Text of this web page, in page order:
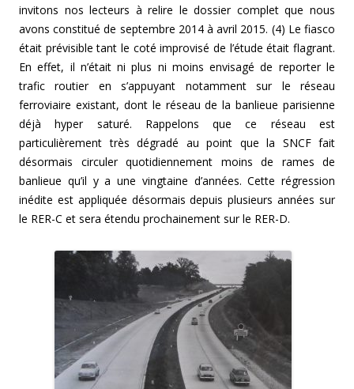
invitons nos lecteurs à relire le dossier complet que nous
avons constitué de septembre 2014 à avril 2015. (4) Le fiasco
était prévisible tant le coté improvisé de l’étude était flagrant.
En effet, il n’était ni plus ni moins envisagé de reporter le
trafic routier en s’appuyant notamment sur le réseau
ferroviaire existant, dont le réseau de la banlieue parisienne
déjà hyper saturé. Rappelons que ce réseau est
particulièrement très dégradé au point que la SNCF fait
désormais circuler quotidiennement moins de rames de
banlieue qu’il y a une vingtaine d’années. Cette régression
inédite est appliquée désormais depuis plusieurs années sur
le RER-C et sera étendu prochainement sur le RER-D.